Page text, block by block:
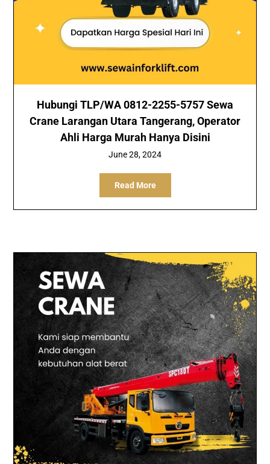
Hubungi TLP/WA 0812-2255-5757 Sewa
Crane Larangan Utara Tangerang, Operator
Ahli Harga Murah Hanya Disini
June 28, 2024
Read More